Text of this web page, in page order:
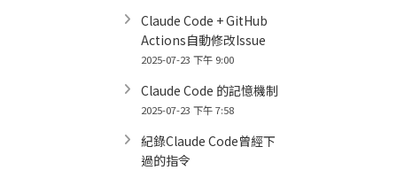
Claude Code + GitHub
Actions自動修改Issue
2025-07-23 下午 9:00
Claude Code 的記憶機制
2025-07-23 下午 7:58
紀錄Claude Code曾經下
過的指令